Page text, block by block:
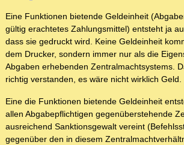
Eine Funktionen bietende Geldeinheit
gültig erachtetes Zahlungsmittel) entsteht ja
dass sie gedruckt wird. Keine Geldeinheit
dem Drucker, sondern immer nur als die
Abgaben erhebenden Zentralmachtsystems.
richtig verstanden, es wäre nicht wirklich Geld.
Eine die Funktionen bietende Geldeinheit
allen Abgabepflichtigen gegenüberstehende
ausreichend Sanktionsgewalt vereint
gegenüber den in diesem